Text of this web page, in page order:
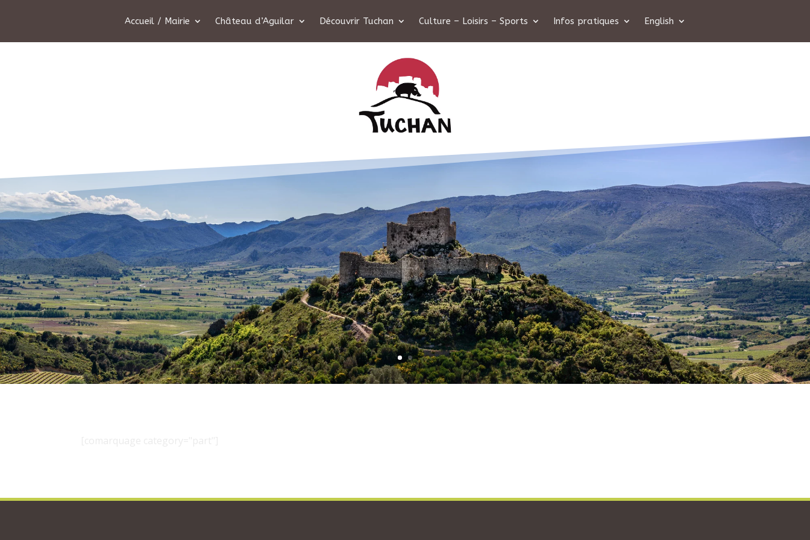
Accueil / Mairie Château d’Aguilar Découvrir Tuchan Culture – Loisirs – Sports Infos pratiques English